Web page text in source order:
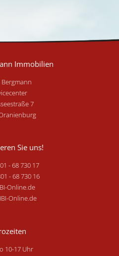
Immobilien
Bergmann
7
Sie uns!
- 68 730 17
- 68 730 16
Online.de
Online.de
10-17 Uhr